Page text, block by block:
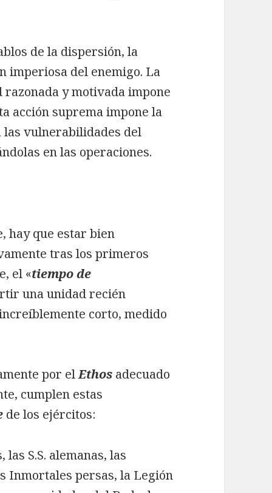
de la dispersión, la
imperiosa del enemigo. La
y motivada impone
acción suprema impone la
vulnerabilidades del
en las operaciones.
hay que estar bien
tras los primeros
el «tiempo de
una unidad recién
corto, medido
por elEthos adecuado
cumplen estas
de los ejércitos:
S.S. alemanas, las
Inmortales persas, la Legión